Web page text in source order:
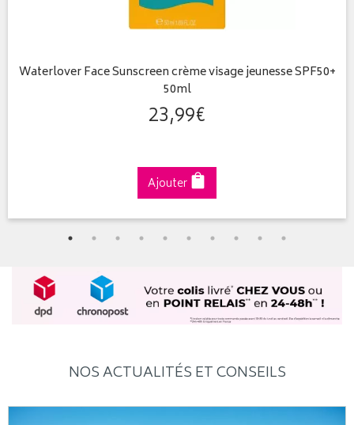
Waterlover Face Sunscreen crème visage jeunesse SPF50+
50ml
23,99€
Ajouter
NOS ACTUALITÉS ET CONSEILS